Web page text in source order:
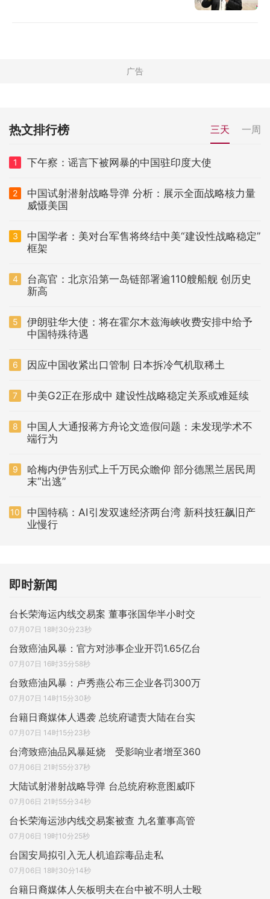
热文排行榜 三天 一周
1 下午察：谣言下被网暴的中国驻印度大使
2
中国试射潜射战略导弹 分析：展示全面战略核力量
威慑美国
3
中国学者：美对台军售将终结中美“建设性战略稳定”
框架
4
台高官：北京沿第一岛链部署逾110艘船舰 创历史
新高
5
伊朗驻华大使：将在霍尔木兹海峡收费安排中给予
中国特殊待遇
6 因应中国收紧出口管制 日本拆冷气机取稀土
7 中美G2正在形成中 建设性战略稳定关系或难延续
8
中国人大通报蒋方舟论文造假问题：未发现学术不
端行为
9
哈梅内伊告别式上千万民众瞻仰 部分德黑兰居民周
末“出逃”
10
中国特稿：AI引发双速经济两台湾 新科技狂飙旧产
业慢行
即时新闻
台长荣海运内线交易案 董事张国华半小时交
07月07日 18时30分23秒
台致癌油风暴：官方对涉事企业开罚1.65亿台
07月07日 16时35分58秒
台致癌油风暴：卢秀燕公布三企业各罚300万
07月07日 14时15分30秒
台籍日裔媒体人遇袭 总统府谴责大陆在台实
07月07日 14时15分23秒
台湾致癌油品风暴延烧 受影响业者增至360
07月06日 21时55分37秒
大陆试射潜射战略导弹 台总统府称意图威吓
07月06日 21时55分34秒
台长荣海运涉内线交易案被查 九名董事高管
07月06日 19时10分25秒
台国安局拟引入无人机追踪毒品走私
07月06日 18时30分14秒
台籍日裔媒体人矢板明夫在台中被不明人士殴